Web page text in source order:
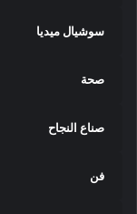
سوشيال ميديا
صحة
صناع النجاح
فن